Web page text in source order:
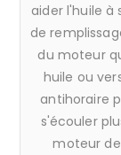
aider l'huile à
de
du moteur
huile ou
antihoraire
s'écouler
moteur